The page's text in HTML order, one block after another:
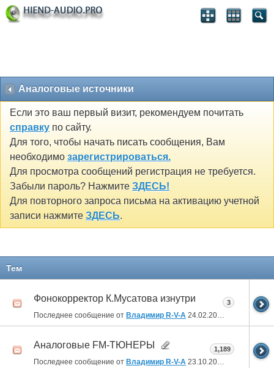
Аналоговые источники
Если это ваш первый визит, рекомендуем почитать
справку по сайту.
Для того, чтобы начать писать сообщения, Вам
необходимо зарегистрироваться.
Для просмотра сообщений регистрация не требуется.
Забыли пароль? Нажмите ЗДЕСЬ!
Для повторного запроса письма на активацию учетной
записи нажмите ЗДЕСЬ.
Тем
Фонокорректор К.Мусатова изнутри
Последнее сообщение от Владимир R-V-A 24.02.2026
3
Аналоговые FM-ТЮНЕРЫ
Последнее сообщение от Владимир R-V-A 23.10.2024
1,189